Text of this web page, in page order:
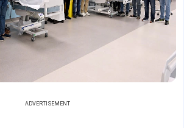
ADVERTISEMENT